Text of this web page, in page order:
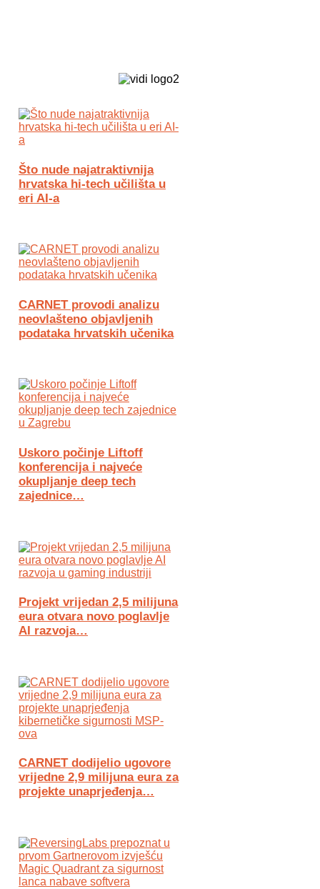
Što nude najatraktivnija
hrvatska hi-tech učilišta u
eri AI-a
CARNET provodi analizu
neovlašteno objavljenih
podataka hrvatskih učenika
Uskoro počinje Liftoff
konferencija i najveće
okupljanje deep tech
zajednice…
Projekt vrijedan 2,5 milijuna
eura otvara novo poglavlje
AI razvoja…
CARNET dodijelio ugovore
vrijedne 2,9 milijuna eura za
projekte unaprjeđenja…